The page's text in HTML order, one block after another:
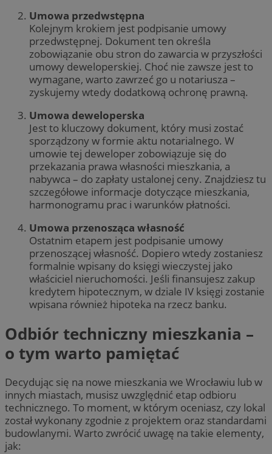
Umowa przedwstępna
Kolejnym krokiem jest podpisanie umowy
przedwstępnej. Dokument ten określa
zobowiązanie obu stron do zawarcia w przyszłości
umowy deweloperskiej. Choć nie zawsze jest to
wymagane, warto zawrzeć go u notariusza –
zyskujemy wtedy dodatkową ochronę prawną.
Umowa deweloperska
Jest to kluczowy dokument, który musi zostać
sporządzony w formie aktu notarialnego. W
umowie tej deweloper zobowiązuje się do
przekazania prawa własności mieszkania, a
nabywca – do zapłaty ustalonej ceny. Znajdziesz tu
szczegółowe informacje dotyczące mieszkania,
harmonogramu prac i warunków płatności.
Umowa przenosząca własność
Ostatnim etapem jest podpisanie umowy
przenoszącej własność. Dopiero wtedy zostaniesz
formalnie wpisany do księgi wieczystej jako
właściciel nieruchomości. Jeśli finansujesz zakup
kredytem hipotecznym, w dziale IV księgi zostanie
wpisana również hipoteka na rzecz banku.
Odbiór techniczny mieszkania –
o tym warto pamiętać
Decydując się na nowe mieszkania we Wrocławiu lub w
innych miastach, musisz uwzględnić etap odbioru
technicznego. To moment, w którym oceniasz, czy lokal
został wykonany zgodnie z projektem oraz standardami
budowlanymi. Warto zwrócić uwagę na takie elementy,
jak: